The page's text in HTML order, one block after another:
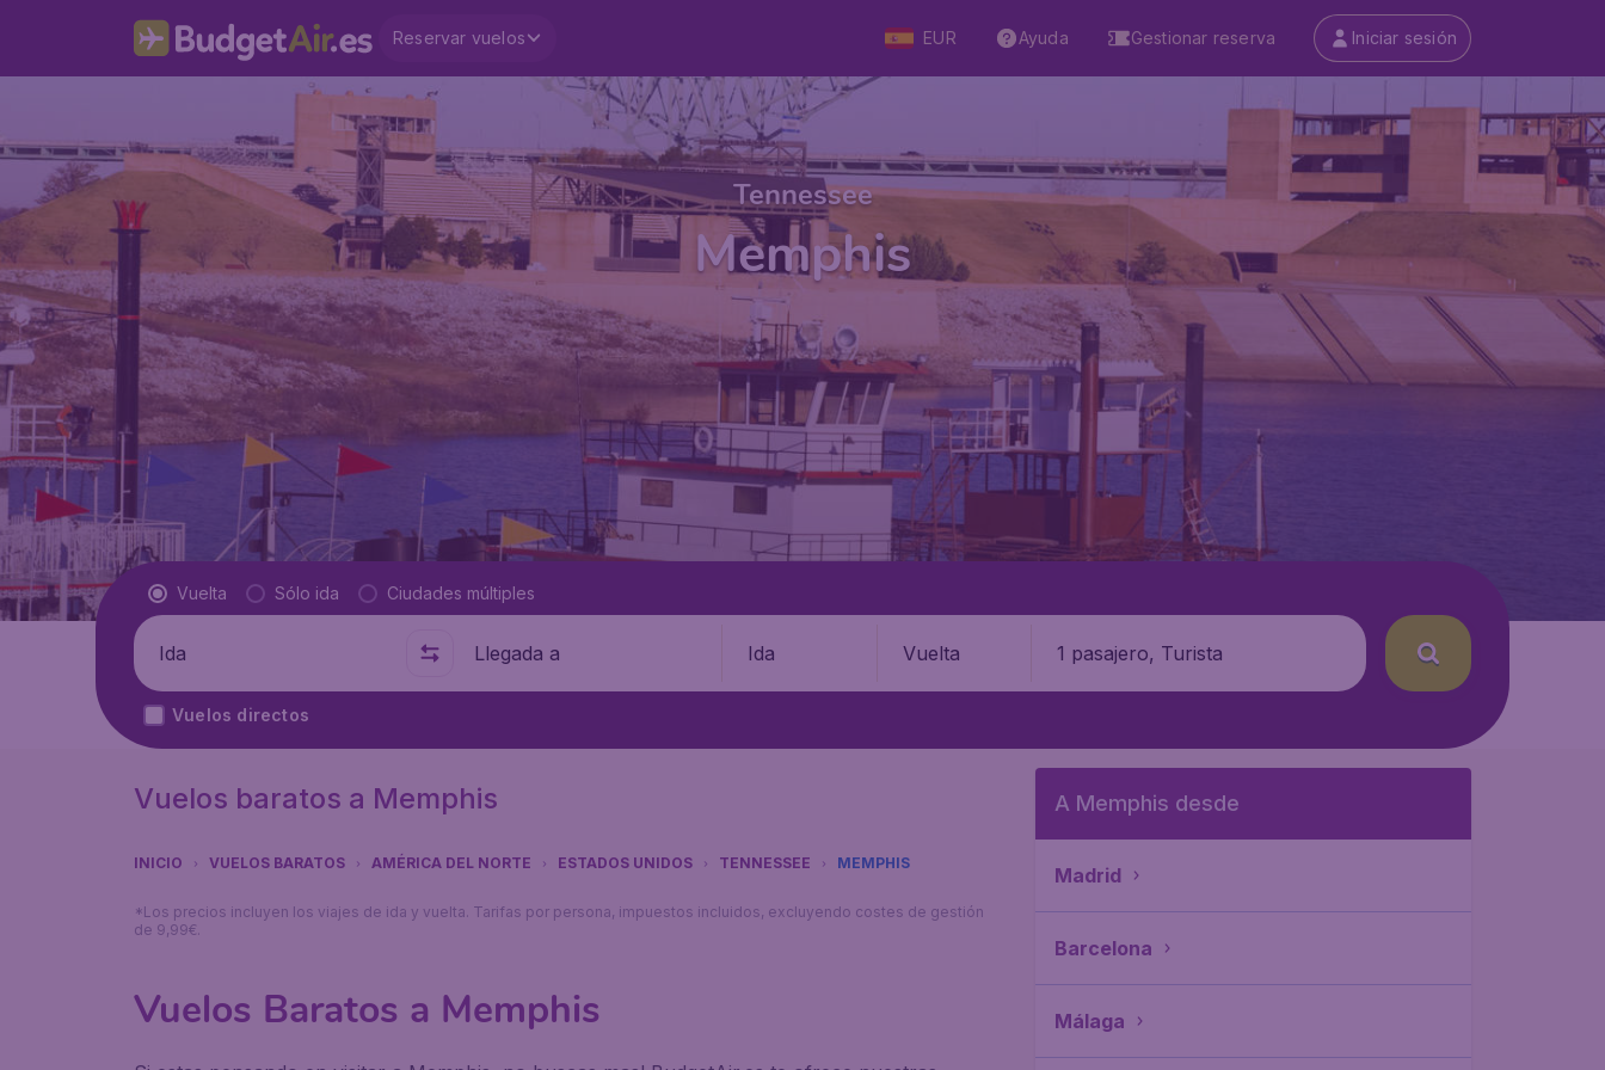
Reservar vuelos EUR Ayuda Gestionar reserva Iniciar sesión
Tennessee
Memphis
Tipo de vuelo
Vuelta Sólo ida Ciudades múltiples
Salida de A dónde Ida Vuelta 1 pasajero, Turista
Vuelos directos
Vuelos baratos a Memphis
INICIO VUELOS BARATOS AMÉRICA DEL NORTE ESTADOS UNIDOS TENNESSEE MEMPHIS
*Los precios incluyen los viajes de ida y vuelta. Tarifas por persona, impuestos incluidos, excluyendo costes de gestión
de 9,99€.
Vuelos Baratos a Memphis
A Memphis desde
Madrid
Barcelona
Málaga